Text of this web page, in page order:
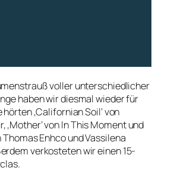
voller unterschiedlicher
haben wir diesmal wieder für
‚Californian Soil‘ von
‚Mother‘ von In This Moment und
Thomas Enhco und Vassilena
verkosteten wir einen 15-